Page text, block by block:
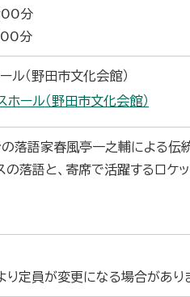
00分
00分
ル（野田市文化会館）
ホール（野田市文化会館）
落語家春風亭一之輔による伝
の落語と、寄席で活躍するロ
り定員が変更になる場合があり